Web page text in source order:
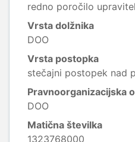
redno poročilo
Vrsta dolžnika
DOO
Vrsta postopka
stečajni postopek nad
Pravnoorganizacijska
DOO
Matična številka
1323768000